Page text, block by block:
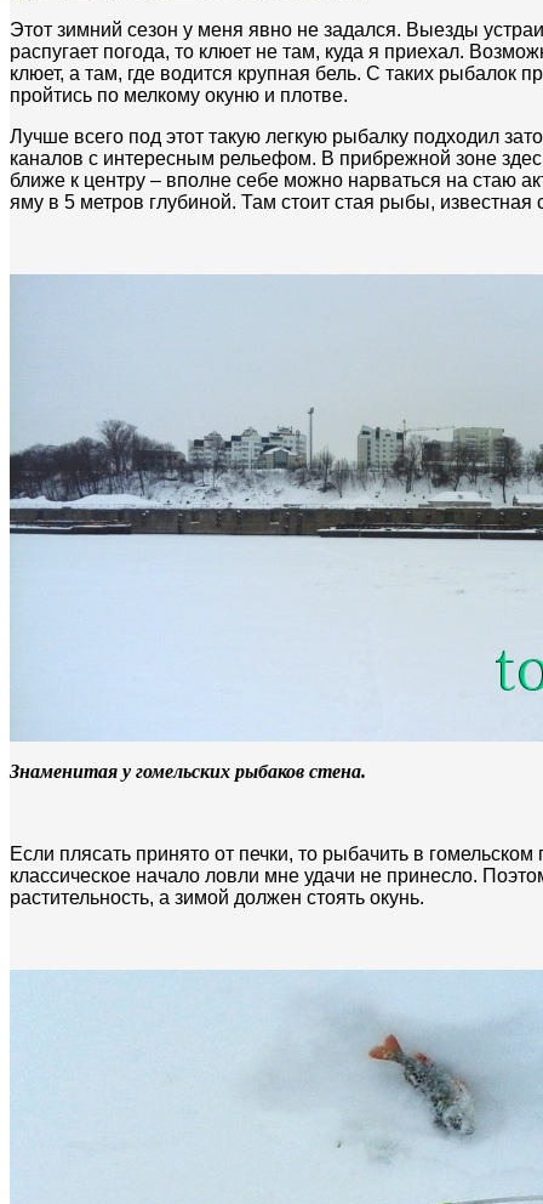
Этот зимний сезон у меня явно не задался. Выезды
распугает погода, то клюет не там, куда я приехал.
клюет, а там, где водится крупная бель. С таких рыбалок
пройтись по мелкому окуню и плотве.
Лучше всего под этот такую легкую рыбалку подходил
каналов с интересным рельефом. В прибрежной зоне
ближе к центру – вполне себе можно нарваться на стаю
яму в 5 метров глубиной. Там стоит стая рыбы,
Знаменитая у гомельских рыбаков стена.
Если плясать принято от печки, то рыбачить в
классическое начало ловли мне удачи не принесло.
растительность, а зимой должен стоять окунь.